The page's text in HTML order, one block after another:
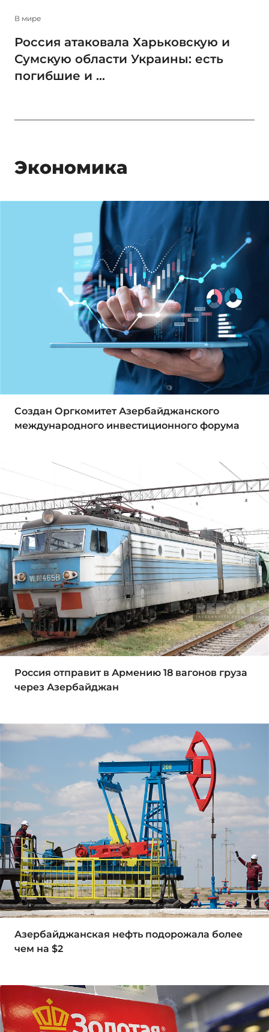
В мире
Россия атаковала Харьковскую и
Сумскую области Украины: есть
погибшие и ...
Экономика
Создан Оргкомитет Азербайджанского
международного инвестиционного форума
Россия отправит в Армению 18 вагонов груза
через Азербайджан
Азербайджанская нефть подорожала более
чем на $2